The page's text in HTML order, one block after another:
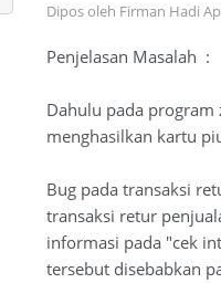
Dipos oleh Firman Hadi
Penjelasan Masalah :
Dahulu pada
menghasilkan kartu
Bug pada transaksi
transaksi retur
informasi pada "cek
tersebut disebabkan